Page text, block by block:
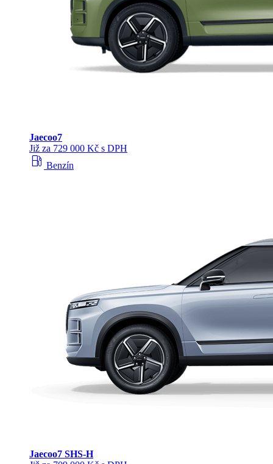
Jaecoo7
Již za 729 000 Kč s DPH
local_gas_station Benzín
Jaecoo7 SHS-H